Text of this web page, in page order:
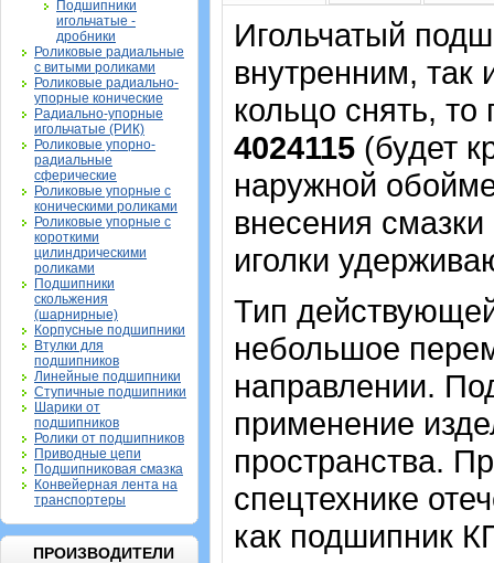
Подшипники
игольчатые -
дробники
Роликовые радиальные
с витыми роликами
Роликовые радиально-
упорные конические
Радиально-упорные
игольчатые (РИК)
Роликовые упорно-
радиальные
сферические
Роликовые упорные с
коническими роликами
Роликовые упорные с
короткими
цилиндрическими
роликами
Подшипники
скольжения
(шарнирные)
Корпусные подшипники
Втулки для
подшипников
Линейные подшипники
Ступичные подшипники
Шарики от
подшипников
Ролики от подшипников
Приводные цепи
Подшипниковая смазка
Конвейерная лента на
транспортеры
ПРОИЗВОДИТЕЛИ
Игольчатый
внутренним,
кольцо снять,
4024115 (будет
наружной
внесения смазки
иголки
Тип
небольшое
направлении.
применение
пространства.
спецтехнике
как подшипник